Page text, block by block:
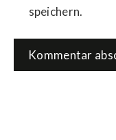
speichern.